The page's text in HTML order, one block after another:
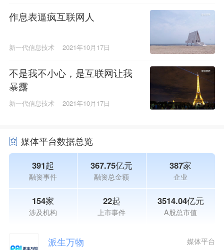
作息表逼疯互联网人
新一代信息技术 2021年10月17日
不是我不小心，是互联网让我
暴露
新一代信息技术 2021年10月17日
媒体平台数据总览
391起
融资事件
367.75亿元
融资总金额
387家
企业
154家
涉及机构
22起
上市事件
3514.04亿元
A股总市值
派生万物 媒体平台